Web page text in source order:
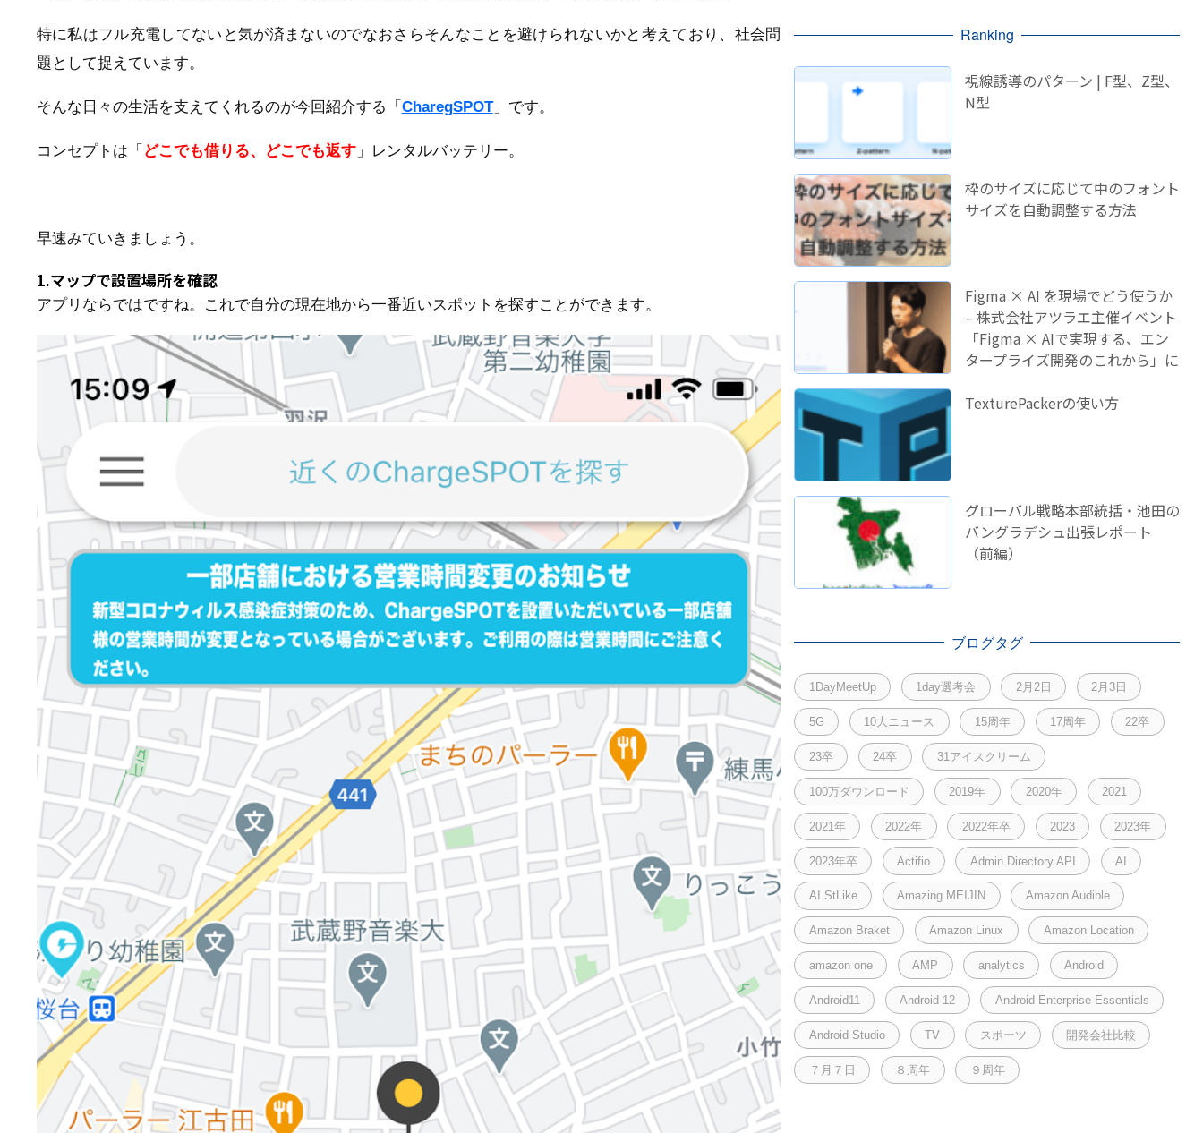
特に私はフル充電してないと気が済まないのでなおさらそんなことを避けられないかと考えており、社会問
題として捉えています。
そんな日々の生活を支えてくれるのが今回紹介する「 CharegSPOT」です。
コンセプトは「 どこでも借りる、どこでも返す」レンタルバッテリー。
早速みていきましょう。
1.マップで設置場所を確認
アプリならではですね。これで自分の現在地から一番近いスポットを探すことができます。
Ranking
視線誘導のパターン | F型、Z型、
N型
枠のサイズに応じて中のフォント
サイズを自動調整する方法
Figma × AI を現場でどう使うか
– 株式会社アツラエ主催イベント
「Figma × AIで実現する、エン
タープライズ開発のこれから」に
TexturePackerの使い方
グローバル戦略本部統括・池田の
バングラデシュ出張レポート
（前編）
ブログタグ
1DayMeetUp 1day選考会 2月2日 2月3日
5G 10大ニュース 15周年 17周年 22卒
23卒 24卒 31アイスクリーム
100万ダウンロード 2019年 2020年 2021
2021年 2022年 2022年卒 2023 2023年
2023年卒 Actifio Admin Directory API AI
AI StLike Amazing MEIJIN Amazon Audible
Amazon Braket Amazon Linux Amazon Location
amazon one AMP analytics Android
Android11 Android 12 Android Enterprise Essentials
Android Studio TV スポーツ 開発会社比較
７月７日 ８周年 ９周年